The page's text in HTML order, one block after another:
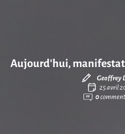
Aujourd’hui,
Geoffrey
25 avril
0